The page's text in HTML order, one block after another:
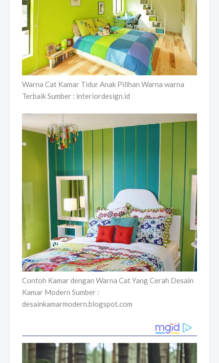
Warna Cat Kamar Tidur Anak Pilihan Warna warna
Terbaik Sumber : interiordesign.id
Contoh Kamar dengan Warna Cat Yang Cerah Desain
Kamar Modern Sumber :
desainkamarmodern.blogspot.com